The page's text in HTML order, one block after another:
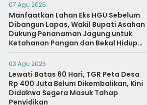
07 Agu 2026
Manfaatkan Lahan Eks HGU Sebelum
Dibangun Lapas, Wakil Bupati Asahan
Dukung Penanaman Jagung untuk
Ketahanan Pangan dan Bekal Hidup
Warga Binaan
03 Agu 2026
Lewati Batas 60 Hari, TGR Peta Desa
Rp 400 Juta Belum Dikembalikan, Kini
Didakwa Segera Masuk Tahap
Penyidikan